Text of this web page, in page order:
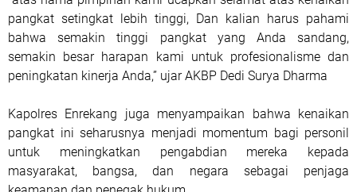
pangkat setingkat lebih tinggi, Dan kalian harus pahami
bahwa semakin tinggi pangkat yang Anda sandang,
semakin besar harapan kami untuk profesionalisme dan
peningkatan kinerja Anda,” ujar AKBP Dedi Surya Dharma
Kapolres Enrekang juga menyampaikan bahwa kenaikan
pangkat ini seharusnya menjadi momentum bagi personil
untuk meningkatkan pengabdian mereka kepada
masyarakat, bangsa, dan negara sebagai penjaga